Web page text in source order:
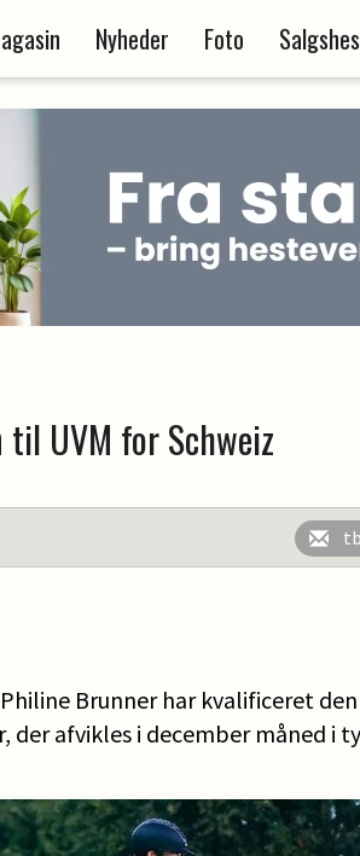
Nyheder Foto
til UVM for Schweiz
Brunner har kvalificeret
der afvikles i december måned i